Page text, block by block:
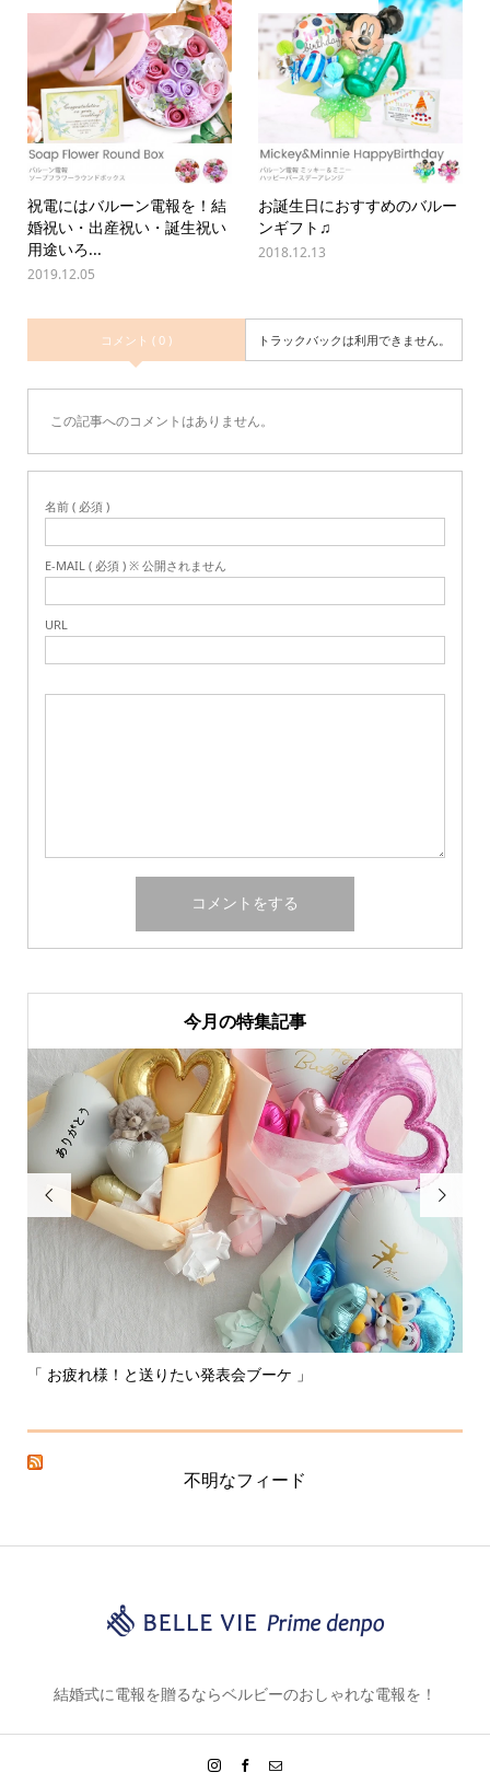
祝電にはバルーン電報を！結
婚祝い・出産祝い・誕生祝い
用途いろ...
2019.12.05
お誕生日におすすめのバルー
ンギフト♫
2018.12.13
コメント ( 0 ) トラックバックは利用できません。
この記事へのコメントはありません。
名前 ( 必須 )
E-MAIL ( 必須 ) ※ 公開されません
URL
今月の特集記事

〰️あなたはどれを選ぶ？？私はこれかな！〰️

不明なフィード
結婚式に電報を贈るならベルビーのおしゃれな電報を！